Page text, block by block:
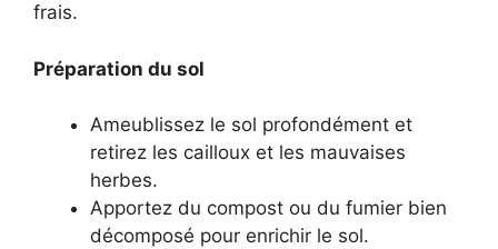
frais.
Préparation du sol
Ameublissez le sol profondément et
retirez les cailloux et les mauvaises
herbes.
Apportez du compost ou du fumier bien
décomposé pour enrichir le sol.